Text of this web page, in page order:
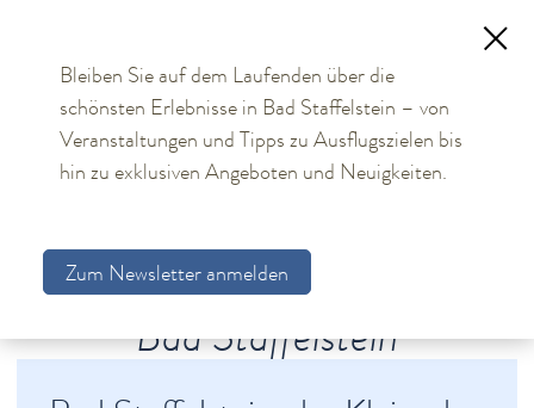
TOURISMUS
Aktuelles
Unterkünfte
SehenswürdigkeitenBad Staffelstein
Bleiben Sie auf dem Laufenden über die
schönsten Erlebnisse in Bad Staffelstein – von
Veranstaltungen und Tipps zu Ausflugszielen bis
hin zu exklusiven Angeboten und Neuigkeiten.
Zum Newsletter anmelden